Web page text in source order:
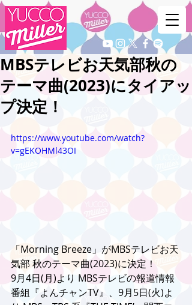
MBSテレビお天気部秋の
テーマ曲(2023)にタイアッ
プ決定！
https://www.youtube.com/watch?
v=gEKOHMl43OI
「Morning Breeze」がMBSテレビお天
気部 秋のテーマ曲(2023)に決定！
9月4日(月)より MBSテレビの報道情報
番組『よんチャンTV』、9月5日(火)よ